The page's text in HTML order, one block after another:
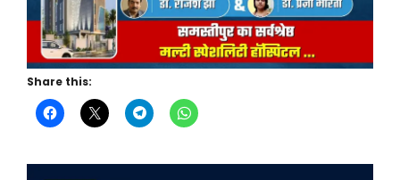
Share this: